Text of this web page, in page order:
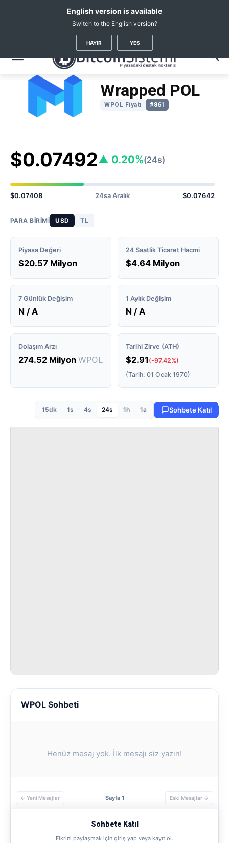
Coin Fiyatları (WPOL)
Wrapped POL
WPOL Fiyatı #861
$0.07492▲ 0.20%(24s)
$0.07408 24sa Aralık $0.07642
PARA BIRIMI USD TL
Piyasa Değeri
$20.57 Milyon
24 Saatlik Ticaret Hacmi
$4.64 Milyon
7 Günlük Değişim
N / A
1 Aylık Değişim
N / A
Dolaşım Arzı
274.52 Milyon WPOL
Tarihi Zirve (ATH)
$2.91(-97.42%)
(Tarih: 01 Ocak 1970)
15dk 1s 4s 24s 1h 1a Sohbete Katıl
WPOL Sohbeti
Henüz mesaj yok. İlk mesajı siz yazın!
← Yeni Mesajlar Sayfa 1 Eski Mesajlar →
Sohbete Katıl
Fikrini paylaşmak için giriş yap veya kayıt ol.
English version is available
Switch to the English version?
HAYIR YES